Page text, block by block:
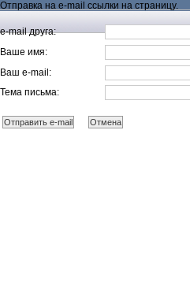
Отправка на e-mail ссылки на страницу.
e-mail друга:
Ваше имя:
Ваш e-mail:
Тема письма: